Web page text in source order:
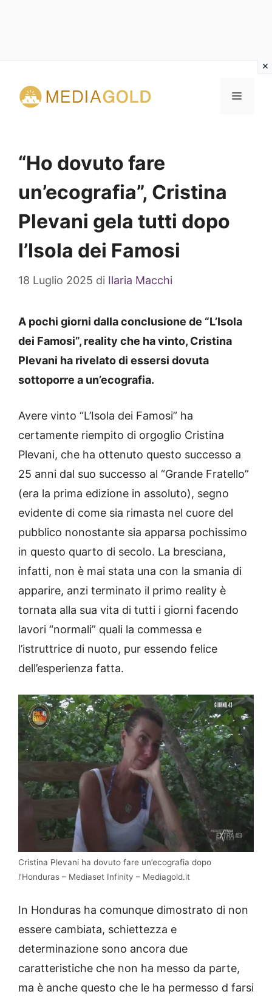
contenuto
MENU
“Ho dovuto fare
un’ecografia”, Cristina
Plevani gela tutti dopo
l’Isola dei Famosi
18 Luglio 2025 di Ilaria Macchi
A pochi giorni dalla conclusione de “L’Isola
dei Famosi”, reality che ha vinto, Cristina
Plevani ha rivelato di essersi dovuta
sottoporre a un’ecografia.
Avere vinto “L’Isola dei Famosi” ha
certamente riempito di orgoglio Cristina
Plevani, che ha ottenuto questo successo a
25 anni dal suo successo al “Grande Fratello”
(era la prima edizione in assoluto), segno
evidente di come sia rimasta nel cuore del
pubblico nonostante sia apparsa pochissimo
in questo quarto di secolo. La bresciana,
infatti, non è mai stata una con la smania di
apparire, anzi terminato il primo reality è
tornata alla sua vita di tutti i giorni facendo
lavori “normali” quali la commessa e
l’istruttrice di nuoto, pur essendo felice
dell’esperienza fatta.
Cristina Plevani ha dovuto fare un’ecografia dopo
l’Honduras – Mediaset Infinity – Mediagold.it
In Honduras ha comunque dimostrato di non
essere cambiata, schiettezza e
determinazione sono ancora due
caratteristiche che non ha messo da parte,
ma è anche questo che le ha permesso d farsi